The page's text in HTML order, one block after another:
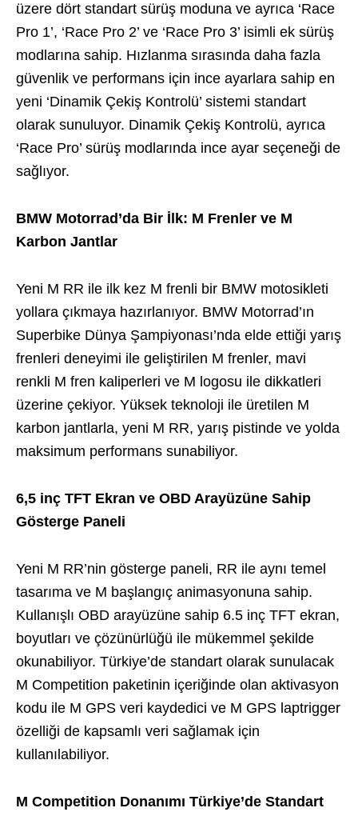
üzere dört standart sürüş moduna ve ayrıca ‘Race
Pro 1’, ‘Race Pro 2’ ve ‘Race Pro 3’ isimli ek sürüş
modlarına sahip. Hızlanma sırasında daha fazla
güvenlik ve performans için ince ayarlara sahip en
yeni ‘Dinamik Çekiş Kontrolü’ sistemi standart
olarak sunuluyor. Dinamik Çekiş Kontrolü, ayrıca
‘Race Pro’ sürüş modlarında ince ayar seçeneği de
sağlıyor.
BMW Motorrad’da Bir İlk: M Frenler ve M
Karbon Jantlar
Yeni M RR ile ilk kez M frenli bir BMW motosikleti
yollara çıkmaya hazırlanıyor. BMW Motorrad’ın
Superbike Dünya Şampiyonası’nda elde ettiği yarış
frenleri deneyimi ile geliştirilen M frenler, mavi
renkli M fren kaliperleri ve M logosu ile dikkatleri
üzerine çekiyor. Yüksek teknoloji ile üretilen M
karbon jantlarla, yeni M RR, yarış pistinde ve yolda
maksimum performans sunabiliyor.
6,5 inç TFT Ekran ve OBD Arayüzüne Sahip
Gösterge Paneli
Yeni M RR’nin gösterge paneli, RR ile aynı temel
tasarıma ve M başlangıç animasyonuna sahip.
Kullanışlı OBD arayüzüne sahip 6.5 inç TFT ekran,
boyutları ve çözünürlüğü ile mükemmel şekilde
okunabiliyor. Türkiye’de standart olarak sunulacak
M Competition paketinin içeriğinde olan aktivasyon
kodu ile M GPS veri kaydedici ve M GPS laptrigger
özelliği de kapsamlı veri sağlamak için
kullanılabiliyor.
M Competition Donanımı Türkiye’de Standart